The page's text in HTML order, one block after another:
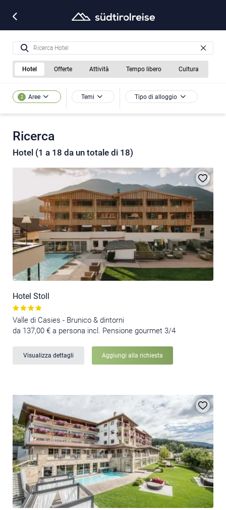
Hotel Offerte Attività Tempo libero Cultura
2 Aree Temi Tipo di alloggio
Ricerca
Hotel (1 a 18 da un totale di 18)
Hotel Stoll
Valle di Casies - Brunico & dintorni
da 137,00 € a persona incl. Pensione gourmet 3/4
Visualizza dettagli Aggiungi alla richiesta